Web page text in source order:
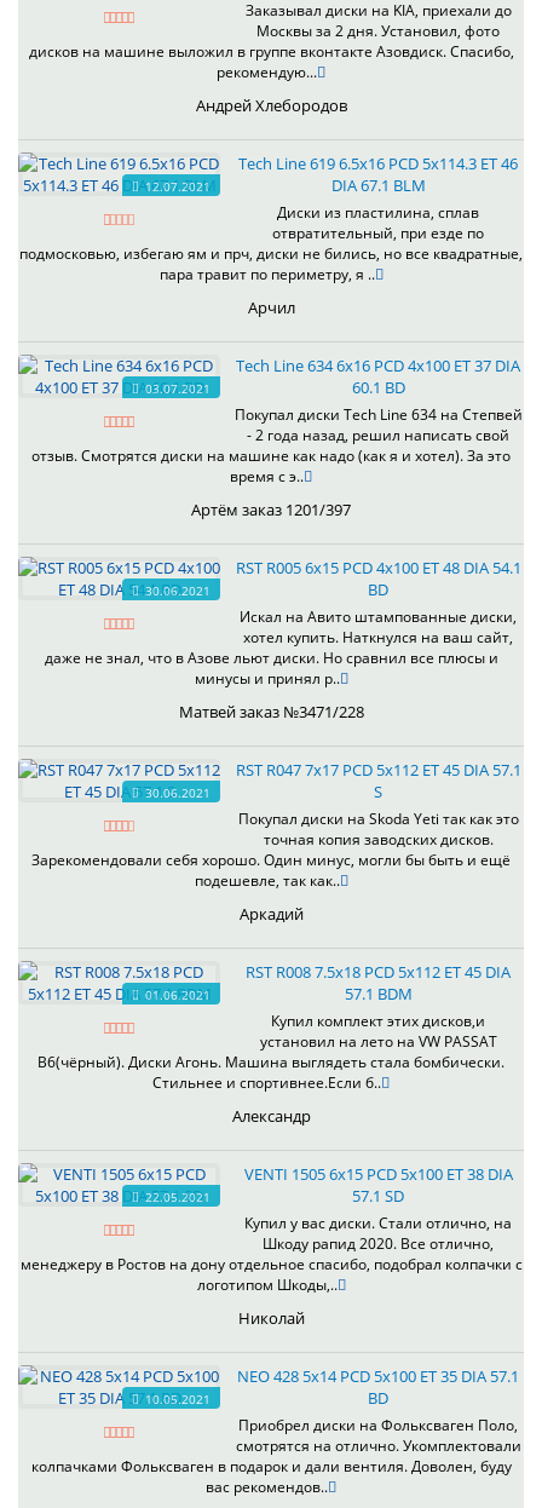
Заказывал диски на KIA, приехали до
Москвы за 2 дня. Установил, фото
дисков на машине выложил в группе вконтакте Азовдиск. Спасибо,
рекомендую...
Андрей Хлебородов
12.07.2021
Tech Line 619 6.5x16 PCD 5x114.3 ET 46
DIA 67.1 BLM
Диски из пластилина, сплав
отвратительный, при езде по
подмосковью, избегаю ям и прч, диски не бились, но все квадратные,
пара травит по периметру, я ..
Арчил
03.07.2021
Tech Line 634 6x16 PCD 4x100 ET 37 DIA
60.1 BD
Покупал диски Tech Line 634 на Степвей
- 2 года назад, решил написать свой
отзыв. Смотрятся диски на машине как надо (как я и хотел). За это
время с э..
Артём заказ 1201/397
30.06.2021
RST R005 6x15 PCD 4x100 ET 48 DIA 54.1
BD
Искал на Авито штампованные диски,
хотел купить. Наткнулся на ваш сайт,
даже не знал, что в Азове льют диски. Но сравнил все плюсы и
минусы и принял р..
Матвей заказ №3471/228
30.06.2021
RST R047 7x17 PCD 5x112 ET 45 DIA 57.1
S
Покупал диски на Skoda Yeti так как это
точная копия заводских дисков.
Зарекомендовали себя хорошо. Один минус, могли бы быть и ещё
подешевле, так как..
Аркадий
01.06.2021
RST R008 7.5x18 PCD 5x112 ET 45 DIA
57.1 BDM
Купил комплект этих дисков,и
установил на лето на VW PASSAT
B6(чёрный). Диски Агонь. Машина выглядеть стала бомбически.
Стильнее и спортивнее.Если б..
Александр
22.05.2021
VENTI 1505 6x15 PCD 5x100 ET 38 DIA
57.1 SD
Купил у вас диски. Стали отлично, на
Шкоду рапид 2020. Все отлично,
менеджеру в Ростов на дону отдельное спасибо, подобрал колпачки с
логотипом Шкоды,..
Николай
10.05.2021
NEO 428 5x14 PCD 5x100 ET 35 DIA 57.1
BD
Приобрел диски на Фольксваген Поло,
смотрятся на отлично. Укомплектовали
колпачками Фольксваген в подарок и дали вентиля. Доволен, буду
вас рекомендов..